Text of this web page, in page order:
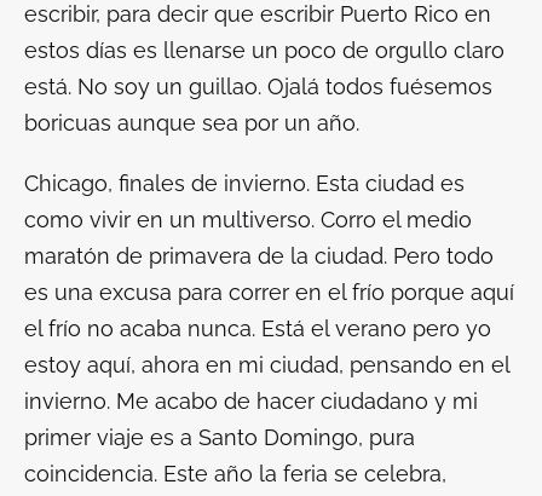
escribir, para decir que escribir Puerto Rico en
estos días es llenarse un poco de orgullo claro
está. No soy un guillao. Ojalá todos fuésemos
boricuas aunque sea por un año.
Chicago, finales de invierno. Esta ciudad es
como vivir en un multiverso. Corro el medio
maratón de primavera de la ciudad. Pero todo
es una excusa para correr en el frío porque aquí
el frío no acaba nunca. Está el verano pero yo
estoy aquí, ahora en mi ciudad, pensando en el
invierno. Me acabo de hacer ciudadano y mi
primer viaje es a Santo Domingo, pura
coincidencia. Este año la feria se celebra,